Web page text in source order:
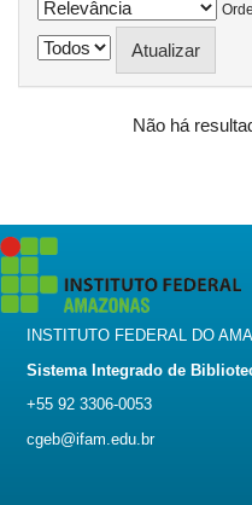
Não há
INSTITUTO FEDERAL DO
Sistema Integrado de
+55 92 3306-0053
cgeb@ifam.edu.br